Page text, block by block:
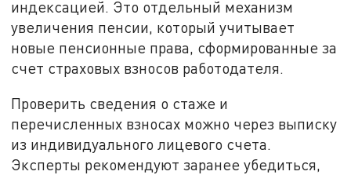
индексацией. Это отдельный механизм
увеличения пенсии, который учитывает
новые пенсионные права, сформированные за
счет страховых взносов работодателя.
Проверить сведения о стаже и
перечисленных взносах можно через выписку
из индивидуального лицевого счета.
Эксперты рекомендуют заранее убедиться,